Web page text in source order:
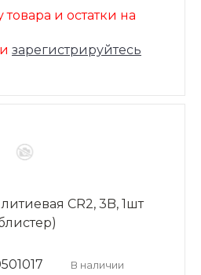
и остатки на
зарегистрируйтесь
CR2, 3B, 1шт
В наличии